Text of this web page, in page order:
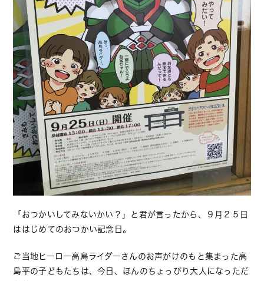
「おつかいしてみないかい？」と君が言ったから、９月２５日
ははじめてのおつかい記念日。
ご当地ヒーロー高島ライダーさんのお声がけのもと集まった高
島平の子どもたちは、今日、ほんのちょっぴり大人になっただ